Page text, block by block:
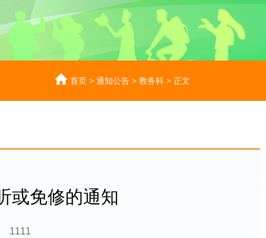
首页 > 通知公告 > 教务科 > 正文
或免修的通知
1111